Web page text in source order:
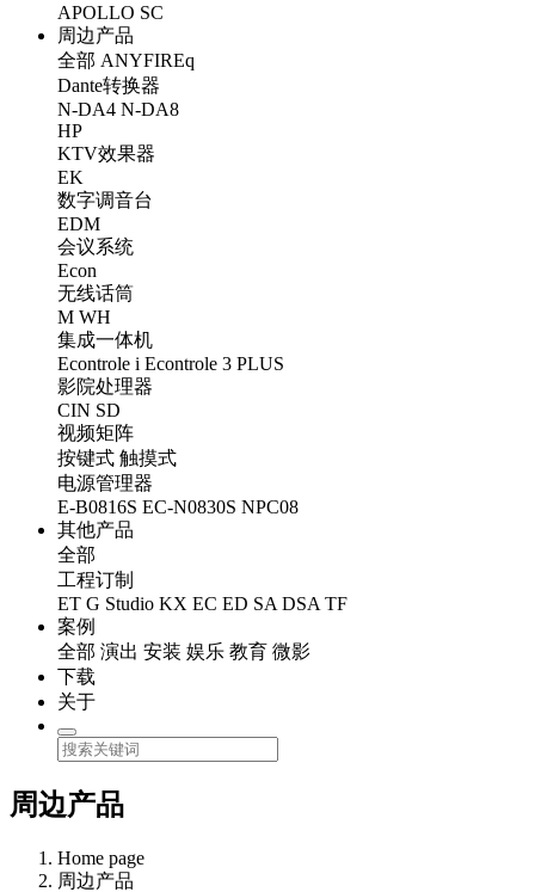
APOLLO SC
周边产品
全部 ANYFIREq
Dante转换器
N-DA4 N-DA8
HP
KTV效果器
EK
数字调音台
EDM
会议系统
Econ
无线话筒
M WH
集成一体机
Econtrole i Econtrole 3 PLUS
影院处理器
CIN SD
视频矩阵
按键式 触摸式
电源管理器
E-B0816S EC-N0830S NPC08
其他产品
全部
工程订制
ET G Studio KX EC ED SA DSA TF
案例
全部 演出 安装 娱乐 教育 微影
下载
关于
周边产品
Home page
周边产品